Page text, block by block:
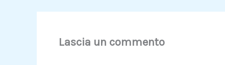
Lascia un commento